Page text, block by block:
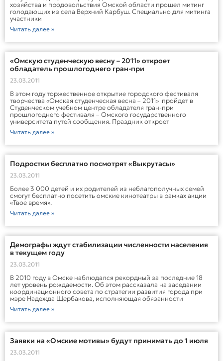
хозяйства и продовольствия Омской области прошел митинг
голодающих из села Верхний Карбуш. Специально для митинга
участники
Читать далее »
«Омскую студенческую весну – 2011» откроет
обладатель прошлогоднего гран-при
23.03.2011
В этом году торжественное открытие городского фестиваля
творчества «Омская студенческая весна – 2011» пройдет в
Студенческом учебном центре обладателя гран-при
прошлогоднего фестиваля – Омского государственного
университета путей сообщения. Праздник откроет
Читать далее »
Подростки бесплатно посмотрят «Выкрутасы»
23.03.2011
Более 3 000 детей и их родителей из неблагополучных семей
смогут бесплатно посетить омские кинотеатры в рамках акции
«Твое время».
Читать далее »
Демографы ждут стабилизации численности населения
в текущем году
23.03.2011
В 2010 году в Омске наблюдался рекордный за последние 18
лет уровень рождаемости. Об этом рассказала на заседании
координационного совета по стратегии развития города при
мэре Надежда Щербакова, исполняющая обязанности
Читать далее »
Заявки на «Омские мотивы» будут принимать до 1 июля
23.03.2011